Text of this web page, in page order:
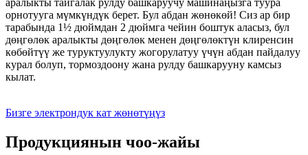
аралыкты тайгалак рулду башкаруучу машинаңызга туура
орнотууга мүмкүндүк берет. Бул абдан жөнөкөй! Сиз ар бир
тарабында 1½ дюймдан 2 дюймга чейин боштук аласыз, бул
дөңгөлөк аралыкты дөңгөлөк менен дөңгөлөктүн клиренсин
көбөйтүү же туруктуулукту жогорулатуу үчүн абдан пайдалуу
курал болуп, тормоздоону жана рулду башкарууну камсыз
кылат.
Бизге электрондук кат жөнөтүңүз
Продукциянын чоо-жайы